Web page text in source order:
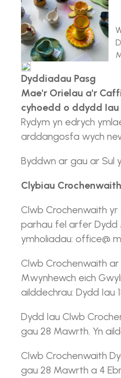
Dyddiadau Pasg
Mae'r Orielau a'r
cyhoedd o ddydd
Rydym yn edrych
arddangosfa wych
Byddwn ar gau ar Sul
Clybiau Crochenwaith
Clwb Crochenwaith
parhau fel arfer Dydd
ymholiadau: office@
Clwb Crochenwaith ar
Mwynhewch eich
ailddechrau: Dydd Iau
Dydd Iau Clwb
gau 28 Mawrth. Yn
Clwb Crochenwaith
gau 28 Mawrth a 4